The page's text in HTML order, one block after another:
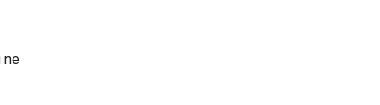
ne